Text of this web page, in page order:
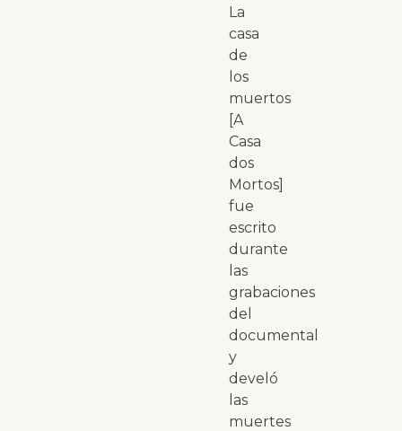
La
casa
de
los
muertos
[A
Casa
dos
Mortos]
fue
escrito
durante
las
grabaciones
del
documental
y
develó
las
muertes